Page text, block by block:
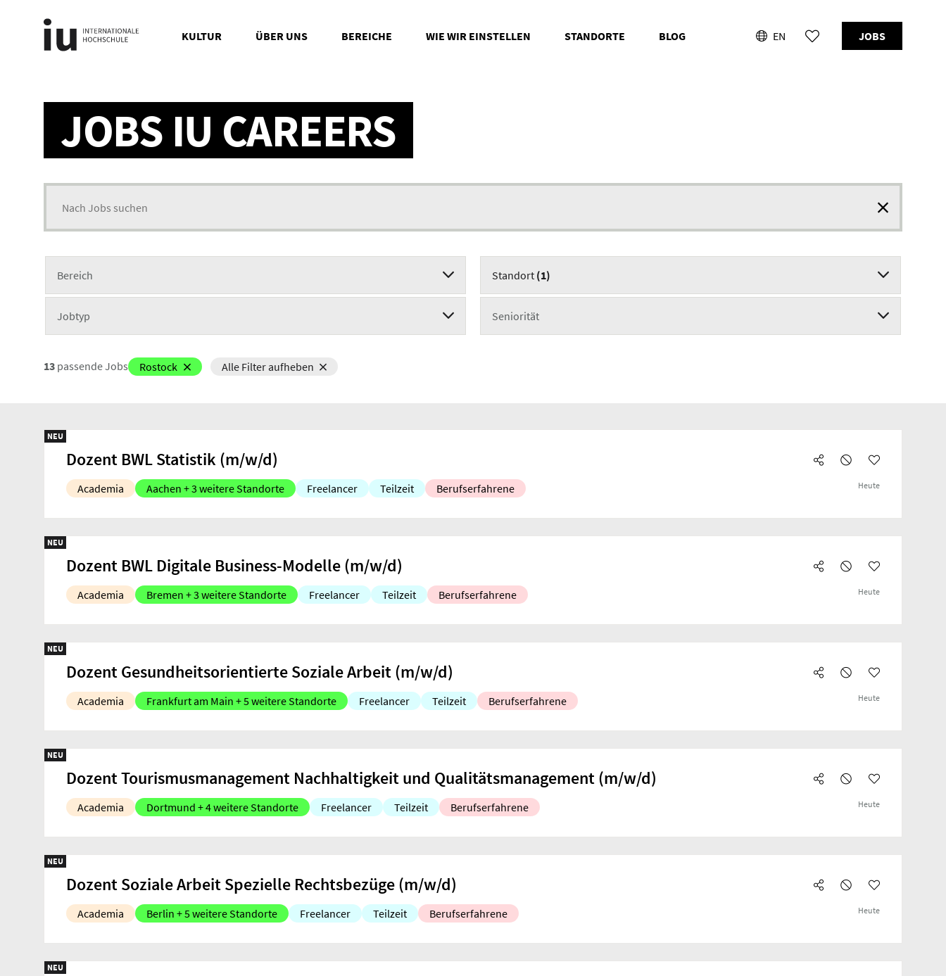
KULTUR ÜBER UNS BEREICHE WIE WIR EINSTELLEN STANDORTE BLOG EN JOBS
Search status updates
JOBS IU CAREERS
Search for jobs
Bereich Standort 1
Jobtyp Seniorität
13 passende Jobs Rostock Alle Filter aufheben
NEU
Dozent BWL Statistik (m/w/d)
Academia Aachen + 3 weitere Standorte Freelancer Teilzeit Berufserfahrene Heute
NEU
Dozent BWL Digitale Business-Modelle (m/w/d)
Academia Bremen + 3 weitere Standorte Freelancer Teilzeit Berufserfahrene Heute
NEU
Dozent Gesundheitsorientierte Soziale Arbeit (m/w/d)
Academia Frankfurt am Main + 5 weitere Standorte Freelancer Teilzeit Berufserfahrene Heute
NEU
Dozent Tourismusmanagement Nachhaltigkeit und Qualitätsmanagement (m/w/d)
Academia Dortmund + 4 weitere Standorte Freelancer Teilzeit Berufserfahrene Heute
NEU
Dozent Soziale Arbeit Spezielle Rechtsbezüge (m/w/d)
Academia Berlin + 5 weitere Standorte Freelancer Teilzeit Berufserfahrene Heute
NEU